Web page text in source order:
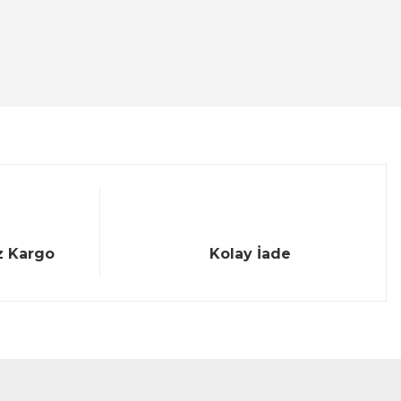
Kargo Kolay İade